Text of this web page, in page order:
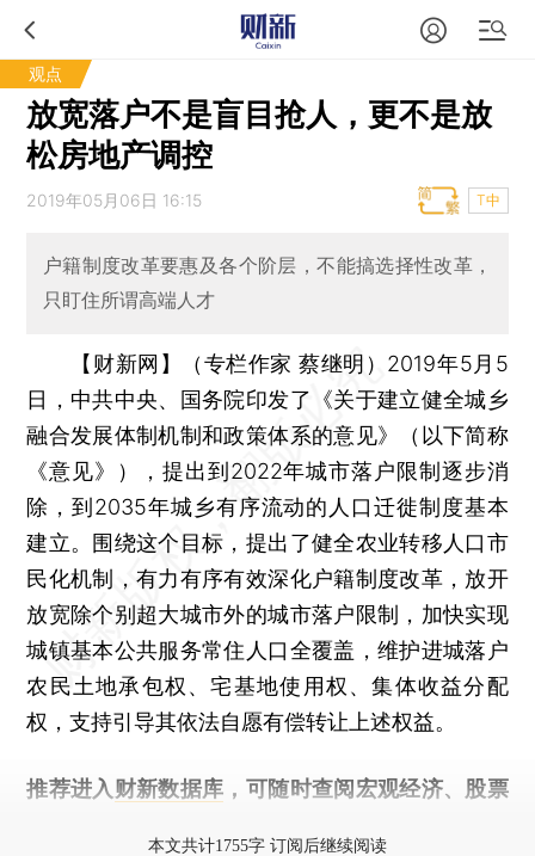
观点
放宽落户不是盲目抢人，更不是放
松房地产调控
2019年05月06日 16:15 T中
户籍制度改革要惠及各个阶层，不能搞选择性改革，
只盯住所谓高端人才
【财新网】（专栏作家 蔡继明） 2019年5月5
日，中共中央、国务院印发了《关于建立健全城乡
融合发展体制机制和政策体系的意见》（以下简称
《意见》），提出到2022年城市落户限制逐步消
除，到2035年城乡有序流动的人口迁徙制度基本
建立。围绕这个目标，提出了健全农业转移人口市
民化机制，有力有序有效深化户籍制度改革，放开
放宽除个别超大城市外的城市落户限制，加快实现
城镇基本公共服务常住人口全覆盖，维护进城落户
农民土地承包权、宅基地使用权、集体收益分配
权，支持引导其依法自愿有偿转让上述权益。
推荐进入 财新数据库 ，可随时查阅宏观经济、股票
本文共计1755字 订阅后继续阅读